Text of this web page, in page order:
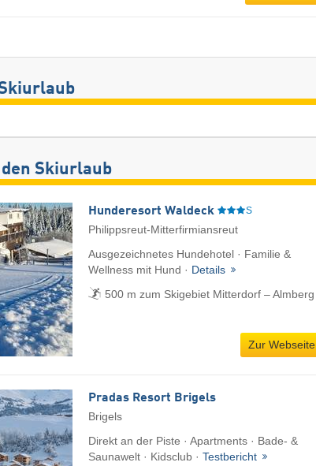
Skiurlaub
Hunderesort Waldeck S
Philippsreut-Mitterfirmiansreut
Ausgezeichnetes Hundehotel · Familie &
Wellness mit Hund · Details
500 m zum Skigebiet Mitterdorf – Almberg
Zur Webseite
Pradas Resort Brigels
Brigels
Direkt an der Piste · Apartments · Bade- &
Saunawelt · Kidsclub · Testbericht